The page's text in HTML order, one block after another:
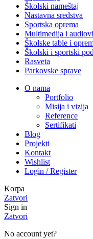
Školski nameštaj
Nastavna sredstva
Sportska oprema
Multimedija i
Školske table i
Školski i sportski
Rasveta
Parkovske sprave
O nama
Portfolio
Misija i vizija
Reference
Sertifikati
Blog
Projekti
Kontakt
Wishlist
Login / Register
Korpa
Zatvori
Sign in
Zatvori
No account yet?